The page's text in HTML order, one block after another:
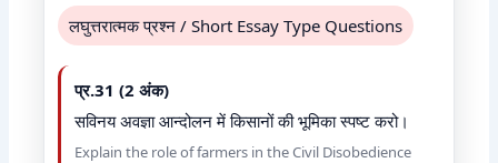
लघुत्तरात्मक प्रश्न / Short Essay Type Questions
प्र.31 (2 अंक)
सविनय अवज्ञा आन्दोलन में किसानों की भूमिका स्पष्ट करो।
Explain the role of farmers in the Civil Disobedience